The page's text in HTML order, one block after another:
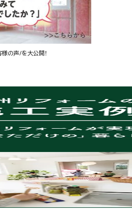
の声/を大公開！